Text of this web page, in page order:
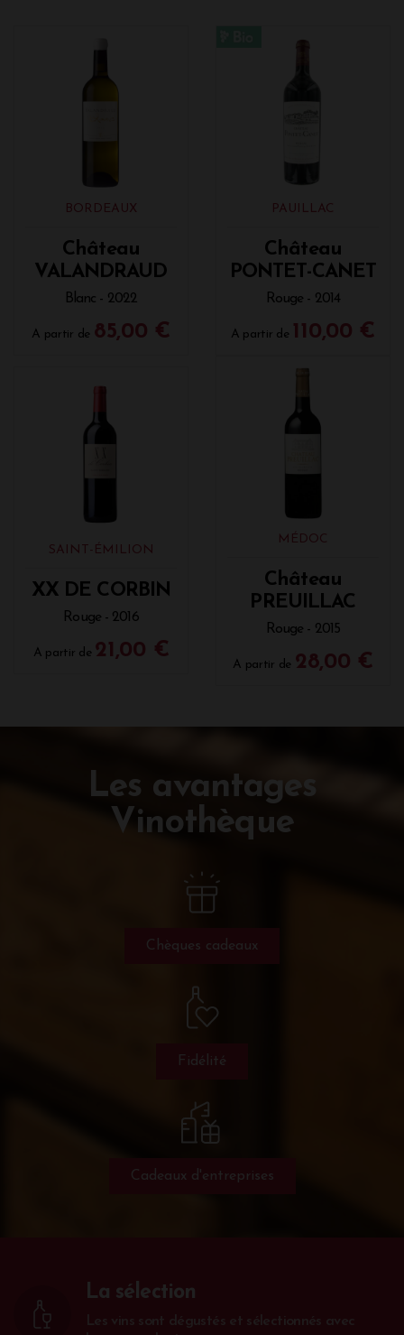
BORDEAUX
Château
VALANDRAUD
Blanc - 2022
A partir de 85,00 €
PAUILLAC
Château
PONTET-CANET
Rouge - 2014
A partir de 110,00 €
SAINT-ÉMILION
XX DE CORBIN
Rouge - 2016
A partir de 21,00 €
MÉDOC
Château
PREUILLAC
Rouge - 2015
A partir de 28,00 €
Les avantages
Vinothèque
Chèques cadeaux
Fidélité
Cadeaux d'entreprises
La sélection